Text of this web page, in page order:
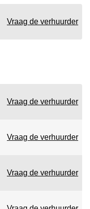
Vraag de verhuurder
Vraag de verhuurder
Vraag de verhuurder
Vraag de verhuurder